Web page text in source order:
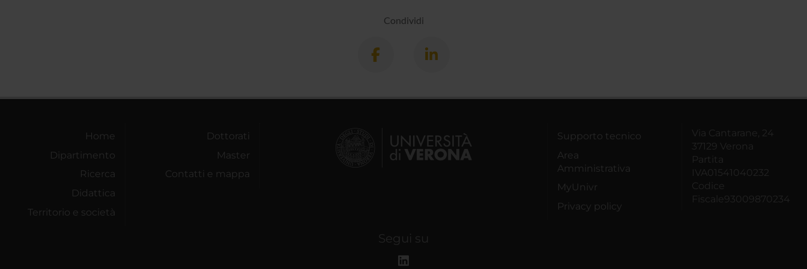
Condividi
Home
Dipartimento
Ricerca
Didattica
Territorio e società
Dottorati
Master
Contatti e mappa
Supporto tecnico
Area
Amministrativa
MyUnivr
Privacy policy
Via Cantarane, 24
37129 Verona
Partita
IVA01541040232
Codice
Fiscale93009870234
Segui su